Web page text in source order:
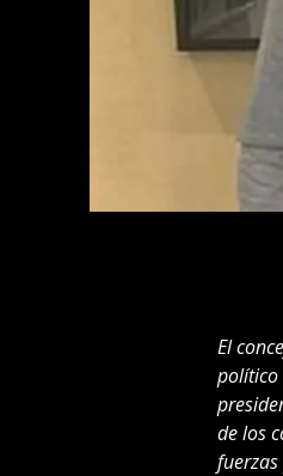
El
político
de los